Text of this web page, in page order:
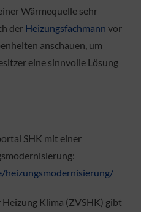
Wärmequelle sehr
der Heizungsfachmann vor
anschauen, um
eine sinnvolle Lösung
SHK mit einer
heizungsmodernisierung/
Klima (ZVSHK) gibt